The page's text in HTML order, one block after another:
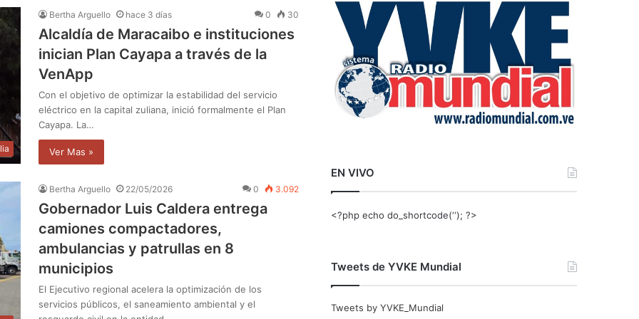
Bertha Arguello hace 3 días 0 30
Alcaldía de Maracaibo e instituciones
inician Plan Cayapa a través de la
VenApp
Con el objetivo de optimizar la estabilidad del servicio
eléctrico en la capital zuliana, inició formalmente el Plan
Cayapa. La…
Ver Mas »
Bertha Arguello 22/05/2026 0 3.092
Gobernador Luis Caldera entrega
camiones compactadores,
ambulancias y patrullas en 8
municipios
El Ejecutivo regional acelera la optimización de los
servicios públicos, el saneamiento ambiental y el
r
EN VIVO
<?php echo do_shortcode(‘‘); ?>
Tweets de YVKE Mundial
Tweets by YVKE_Mundial